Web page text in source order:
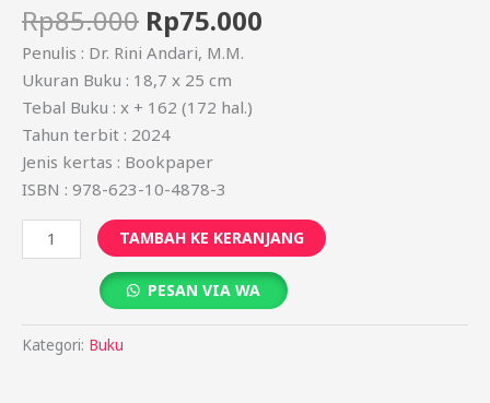
Rp85.000 Rp75.000
Penulis : Dr. Rini Andari, M.M.
Ukuran Buku : 18,7 x 25 cm
Tebal Buku : x + 162 (172 hal.)
Tahun terbit : 2024
Jenis kertas : Bookpaper
ISBN : 978-623-10-4878-3
TAMBAH KE KERANJANG
PESAN VIA WA
Kategori: Buku